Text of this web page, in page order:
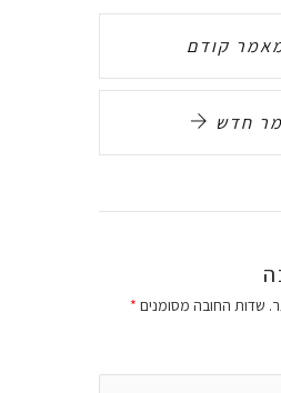
קודם
חדש
שדות החובה מסומנים *